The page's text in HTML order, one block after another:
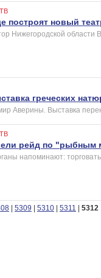
построят новый
Нижегородской области
греческих
Аверины. Выставка
рейд по "рыбным
напоминают:
| 5309 | 5310 | 5311 | 5312